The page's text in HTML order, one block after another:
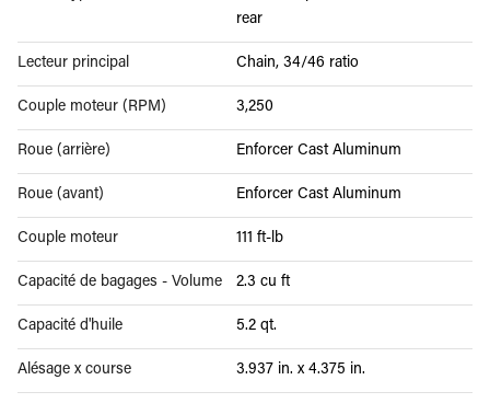
rear
Lecteur principal Chain, 34/46 ratio
Couple moteur (RPM) 3,250
Roue (arrière) Enforcer Cast Aluminum
Roue (avant) Enforcer Cast Aluminum
Couple moteur 111 ft-lb
Capacité de bagages - Volume 2.3 cu ft
Capacité d'huile 5.2 qt.
Alésage x course 3.937 in. x 4.375 in.